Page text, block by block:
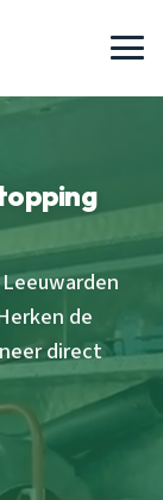
de
direct